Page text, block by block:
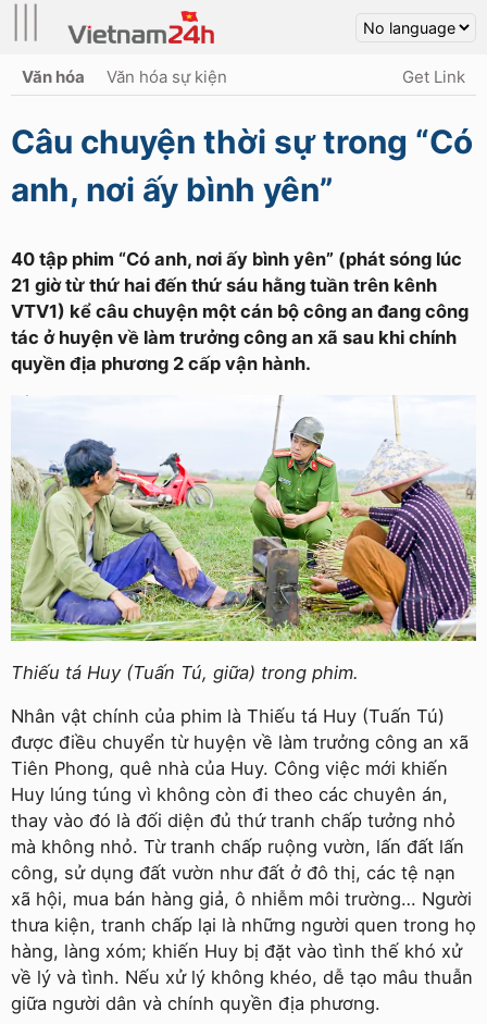
Văn hóa Văn hóa sự kiện Get Link
Câu chuyện thời sự trong “Có
anh, nơi ấy bình yên”
40 tập phim “Có anh, nơi ấy bình yên” (phát sóng lúc
21 giờ từ thứ hai đến thứ sáu hằng tuần trên kênh
VTV1) kể câu chuyện một cán bộ công an đang công
tác ở huyện về làm trưởng công an xã sau khi chính
quyền địa phương 2 cấp vận hành.
Thiếu tá Huy (Tuấn Tú, giữa) trong phim.
Nhân vật chính của phim là Thiếu tá Huy (Tuấn Tú)
được điều chuyển từ huyện về làm trưởng công an xã
Tiên Phong, quê nhà của Huy. Công việc mới khiến
Huy lúng túng vì không còn đi theo các chuyên án,
thay vào đó là đối diện đủ thứ tranh chấp tưởng nhỏ
mà không nhỏ. Từ tranh chấp ruộng vườn, lấn đất lấn
công, sử dụng đất vườn như đất ở đô thị, các tệ nạn
xã hội, mua bán hàng giả, ô nhiễm môi trường… Người
thưa kiện, tranh chấp lại là những người quen trong họ
hàng, làng xóm; khiến Huy bị đặt vào tình thế khó xử
về lý và tình. Nếu xử lý không khéo, dễ tạo mâu thuẫn
giữa người dân và chính quyền địa phương.